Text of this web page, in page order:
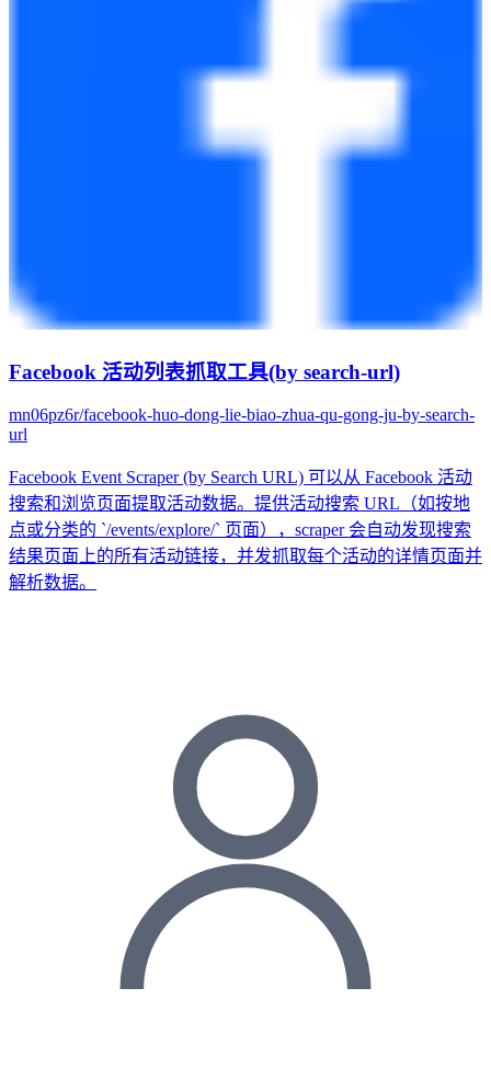
Facebook 活动列表抓取工具(by search-url)
mn06pz6r/facebook-huo-dong-lie-biao-zhua-qu-gong-ju-by-search-
url
Facebook Event Scraper (by Search URL) 可以从 Facebook 活动
搜索和浏览页面提取活动数据。提供活动搜索 URL（如按地
点或分类的 `/events/explore/` 页面），scraper 会自动发现搜索
结果页面上的所有活动链接，并发抓取每个活动的详情页面并
解析数据。